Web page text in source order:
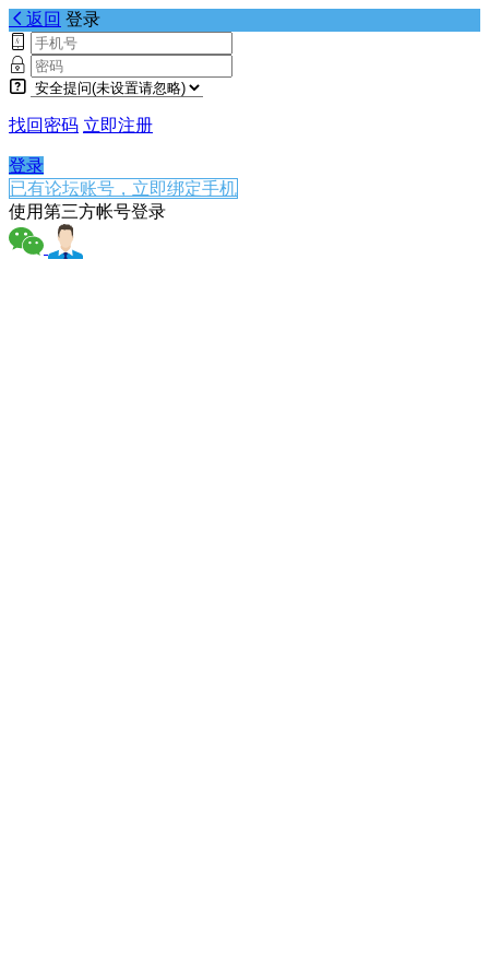
返回 登录
找回密码 立即注册
登录
已有论坛账号，立即绑定手机
使用第三方帐号登录